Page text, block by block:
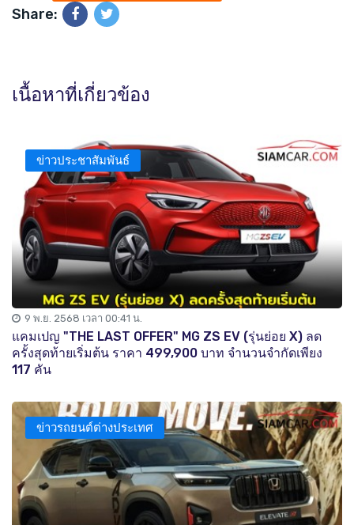
Share:
เนื้อหาที่เกี่ยวข้อง
ข่าวประชาสัมพันธ์
9 พ.ย. 2568 เวลา 00:41 น.
แคมเปญ "THE LAST OFFER" MG ZS EV (รุ่นย่อย X) ลด
ครั้งสุดท้ายเริ่มต้น ราคา 499,900 บาท จำนวนจำกัดเพียง
117 คัน
ข่าวรถยนต์ต่างประเทศ